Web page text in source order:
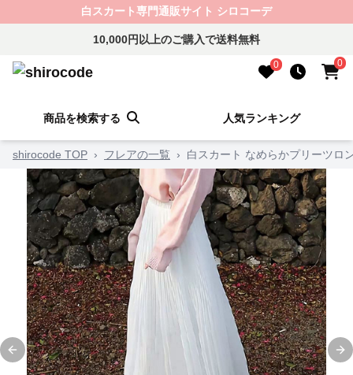
白スカート専門通販サイト シロコーデ
10,000円以上のご購入で送料無料
0 0
商品を検索する 人気ランキング
shirocode TOP › フレアの一覧 › 白スカート なめらかプリーツロ
Previous slide